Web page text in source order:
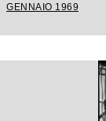
GENNAIO 1969